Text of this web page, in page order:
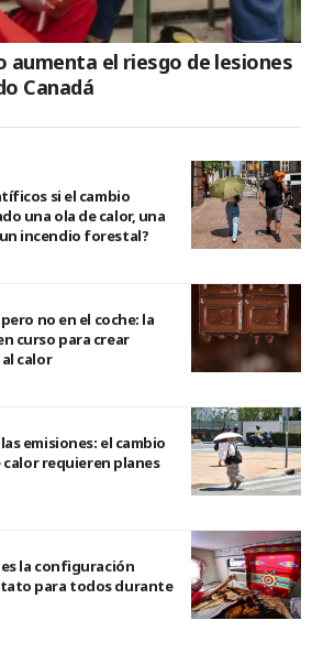
aumenta el riesgo de lesiones
Canadá
si el cambio
una ola de calor, una
incendio forestal?
no en el coche: la
curso para crear
calor
emisiones: el cambio
calor requieren planes
la configuración
para todos durante